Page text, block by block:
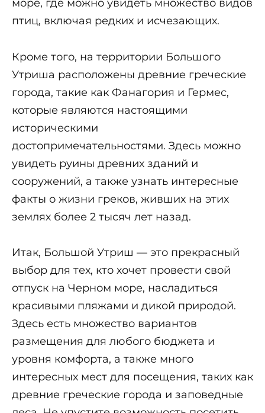
море, где можно увидеть множество видов
птиц, включая редких и исчезающих.
Кроме того, на территории Большого
Утриша расположены древние греческие
города, такие как Фанагория и Гермес,
которые являются настоящими
историческими
достопримечательностями. Здесь можно
увидеть руины древних зданий и
сооружений, а также узнать интересные
факты о жизни греков, живших на этих
землях более 2 тысяч лет назад.
Итак, Большой Утриш — это прекрасный
выбор для тех, кто хочет провести свой
отпуск на Черном море, насладиться
красивыми пляжами и дикой природой.
Здесь есть множество вариантов
размещения для любого бюджета и
уровня комфорта, а также много
интересных мест для посещения, таких как
древние греческие города и заповедные